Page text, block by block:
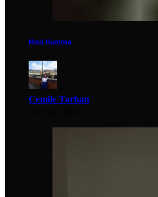
Mavi Humma
Cemile Tarhan